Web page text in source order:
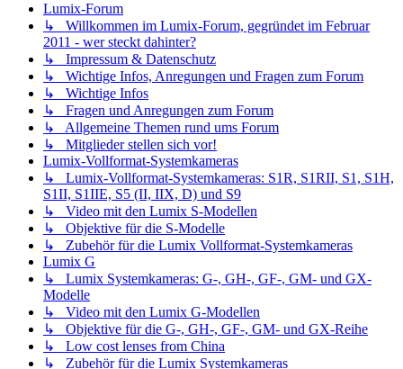
Lumix-Forum
↳ Willkommen im Lumix-Forum, gegründet im Februar
2011 - wer steckt dahinter?
↳ Impressum & Datenschutz
↳ Wichtige Infos, Anregungen und Fragen zum Forum
↳ Wichtige Infos
↳ Fragen und Anregungen zum Forum
↳ Allgemeine Themen rund ums Forum
↳ Mitglieder stellen sich vor!
Lumix-Vollformat-Systemkameras
↳ Lumix-Vollformat-Systemkameras: S1R, S1RII, S1, S1H,
S1II, S1IIE, S5 (II, IIX, D) und S9
↳ Video mit den Lumix S-Modellen
↳ Objektive für die S-Modelle
↳ Zubehör für die Lumix Vollformat-Systemkameras
Lumix G
↳ Lumix Systemkameras: G-, GH-, GF-, GM- und GX-
Modelle
↳ Video mit den Lumix G-Modellen
↳ Objektive für die G-, GH-, GF-, GM- und GX-Reihe
↳ Low cost lenses from China
↳ Zubehör für die Lumix Systemkameras